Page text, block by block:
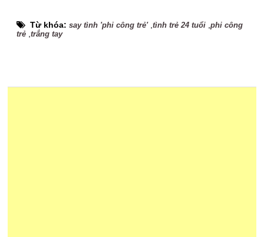
Từ khóa:say tình 'phi công trẻ',tình trẻ 24 tuổi ,phi công
trẻ ,trắng tay